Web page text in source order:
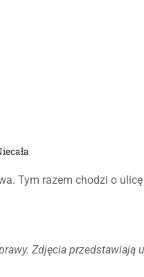
Tym razem chodzi o
Zdjęcia przedstawiają